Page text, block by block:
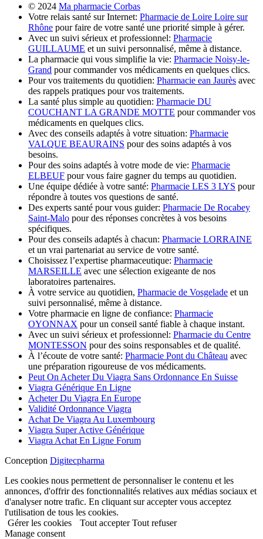
© 2024 Ma pharmacie Corbas
Votre relais santé sur Internet: Pharmacie de Loire Loire sur
Rhône pour faire de votre santé une priorité simple à gérer.
Avec un suivi sérieux et professionnel: Pharmacie
GUILLAUME et un suivi personnalisé, même à distance.
La pharmacie qui vous simplifie la vie: Pharmacie Noisy-le-
Grand pour commander vos médicaments en quelques clics.
Pour vos traitements du quotidien: Pharmacie ean Jaurès avec
des rappels pratiques pour vos traitements.
La santé plus simple au quotidien: Pharmacie DU
COUCHANT LA GRANDE MOTTE pour commander vos
médicaments en quelques clics.
Avec des conseils adaptés à votre situation: Pharmacie
VALQUE BEAURAINS pour des soins adaptés à vos
besoins.
Pour des soins adaptés à votre mode de vie: Pharmacie
ELBEUF pour vous faire gagner du temps au quotidien.
Une équipe dédiée à votre santé: Pharmacie LES 3 LYS pour
répondre à toutes vos questions de santé.
Des experts santé pour vous guider: Pharmacie De Rocabey
Saint-Malo pour des réponses concrètes à vos besoins
spécifiques.
Pour des conseils adaptés à chacun: Pharmacie LORRAINE
et un vrai partenariat au service de votre santé.
Choisissez l’expertise pharmaceutique: Pharmacie
MARSEILLE avec une sélection exigeante de nos
laboratoires partenaires.
À votre service au quotidien, Pharmacie de Vosgelade et un
suivi personnalisé, même à distance.
Votre pharmacie en ligne de confiance: Pharmacie
OYONNAX pour un conseil santé fiable à chaque instant.
Avec un suivi sérieux et professionnel: Pharmacie du Centre
MONTESSON pour des soins responsables et de qualité.
À l’écoute de votre santé: Pharmacie Pont du Château avec
une préparation rigoureuse de vos médicaments.
Peut On Acheter Du Viagra Sans Ordonnance En Suisse
Viagra Générique En Ligne
Acheter Du Viagra En Europe
Validité Ordonnance Viagra
Achat De Viagra Au Luxembourg
Viagra Super Active Générique
Viagra Achat En Ligne Forum
Conception Digitecpharma
Les cookies nous permettent de personnaliser le contenu et les
annonces, d'offrir des fonctionnalités relatives aux médias sociaux et
d'analyser notre trafic. En cliquant sur accepter vous acceptez
l'utilisation de tous les cookies.
Gérer les cookies
Tout accepterTout refuser
Manage consent